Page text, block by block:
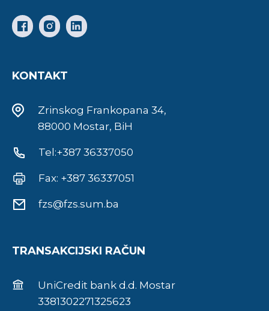
KONTAKT
Zrinskog Frankopana 34,
88000 Mostar, BiH
Tel:+387 36337050
Fax: +387 36337051
fzs@fzs.sum.ba
TRANSAKCIJSKI RAČUN
UniCredit bank d.d. Mostar
3381302271325623